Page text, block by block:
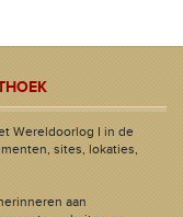
Wereldoorlog I in de
sites, lokaties,
aan